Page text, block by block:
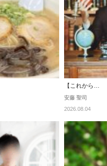
【これから…
安藤 聖司
2026.08.04